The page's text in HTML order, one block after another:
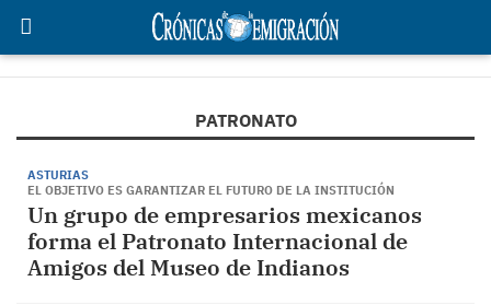
PATRONATO
ASTURIAS
EL OBJETIVO ES GARANTIZAR EL FUTURO DE LA INSTITUCIÓN
Un grupo de empresarios mexicanos
forma el Patronato Internacional de
Amigos del Museo de Indianos